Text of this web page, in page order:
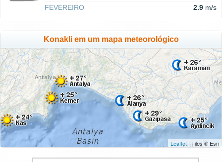
FEVEREIRO
2.9 m/s
Konakli em um mapa meteorológico
Leaflet| Tiles © Esri